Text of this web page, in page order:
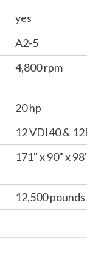
yes
A2-5
4,800 rpm
20 hp
12 VDI40 &
171" x 90" x
12,500 pounds